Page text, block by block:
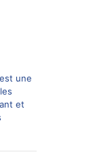
une
et